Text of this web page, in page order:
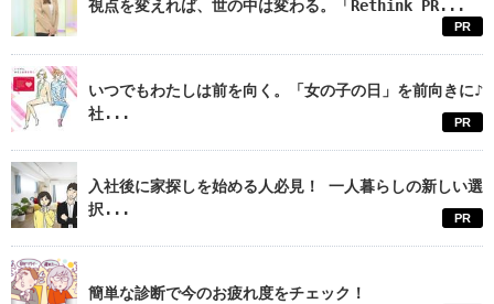
視点を変えれば、世の中は変わる。「Rethink PR...
PR
いつでもわたしは前を向く。「女の子の日」を前向きに♪
社...
PR
入社後に家探しを始める人必見！ 一人暮らしの新しい選
択...
PR
簡単な診断で今のお疲れ度をチェック！